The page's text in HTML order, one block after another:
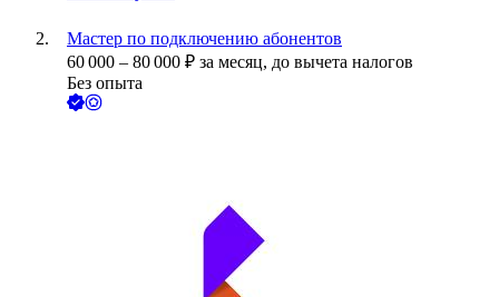
Мастер по подключению абонентов
60 000 – 80 000 ₽ за месяц, до вычета налогов
Без опыта